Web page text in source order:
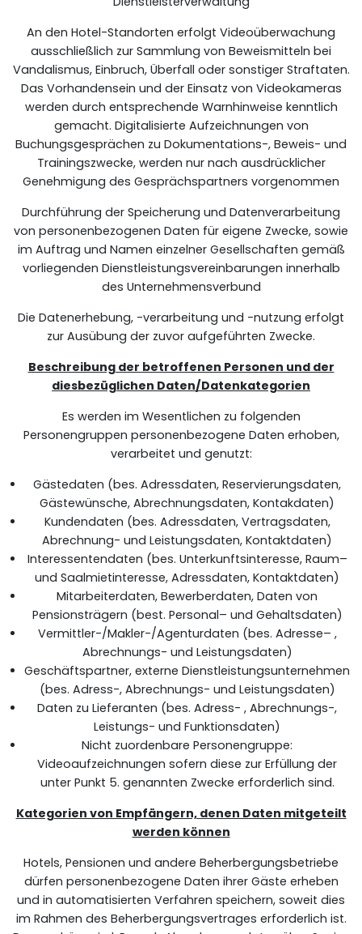
An den Hotel-Standorten erfolgt Videoüberwachung
ausschließlich zur Sammlung von Beweismitteln bei
Vandalismus, Einbruch, Überfall oder sonstiger Straftaten.
Das Vorhandensein und der Einsatz von Videokameras
werden durch entsprechende Warnhinweise kenntlich
gemacht. Digitalisierte Aufzeichnungen von
Buchungsgesprächen zu Dokumentations-, Beweis- und
Trainingszwecke, werden nur nach ausdrücklicher
Genehmigung des Gesprächspartners vorgenommen
Durchführung der Speicherung und Datenverarbeitung
von personenbezogenen Daten für eigene Zwecke, sowie
im Auftrag und Namen einzelner Gesellschaften gemäß
vorliegenden Dienstleistungsvereinbarungen innerhalb
des Unternehmensverbund
Die Datenerhebung, -verarbeitung und -nutzung erfolgt
zur Ausübung der zuvor aufgeführten Zwecke.
Beschreibung der betroffenen Personen und der
diesbezüglichen Daten/Datenkategorien
Es werden im Wesentlichen zu folgenden
Personengruppen personenbezogene Daten erhoben,
verarbeitet und genutzt:
Gästedaten (bes. Adressdaten, Reservierungsdaten,
Gästewünsche, Abrechnungsdaten, Kontakdaten)
Kundendaten (bes. Adressdaten, Vertragsdaten,
Abrechnung- und Leistungsdaten, Kontaktdaten)
Interessentendaten (bes. Unterkunftsinteresse, Raum–
und Saalmietinteresse, Adressdaten, Kontaktdaten)
Mitarbeiterdaten, Bewerberdaten, Daten von
Pensionsträgern (best. Personal– und Gehaltsdaten)
Vermittler-/Makler-/Agenturdaten (bes. Adresse– ,
Abrechnungs- und Leistungsdaten)
Geschäftspartner, externe Dienstleistungsunternehmen
(bes. Adress-, Abrechnungs- und Leistungsdaten)
Daten zu Lieferanten (bes. Adress- , Abrechnungs-,
Leistungs- und Funktionsdaten)
Nicht zuordenbare Personengruppe:
Videoaufzeichnungen sofern diese zur Erfüllung der
unter Punkt 5. genannten Zwecke erforderlich sind.
Kategorien von Empfängern, denen Daten mitgeteilt
werden können
Hotels, Pensionen und andere Beherbergungsbetriebe
dürfen personenbezogene Daten ihrer Gäste erheben
und in automatisierten Verfahren speichern, soweit dies
im Rahmen des Beherbergungsvertrages erforderlich ist.